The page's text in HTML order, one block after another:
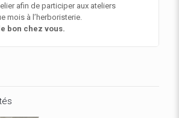
afin de participer aux ateliers
mois à l’herboristerie.
bon chez vous.